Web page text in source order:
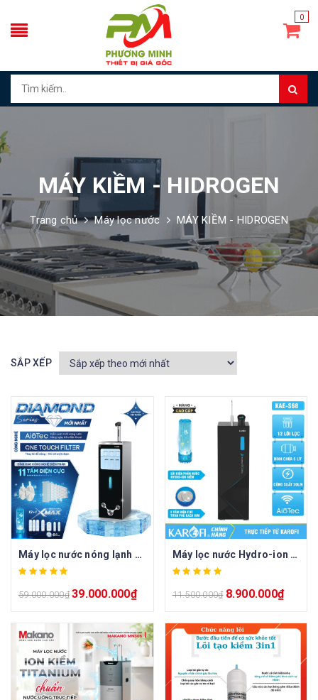
0
MÁY KIỀM - HIDROGEN
Trang chủ Máy lọc nước MÁY KIỀM - HIDROGEN
SẮP XẾP
Máy lọc nước nóng lạnh Hydro-ion kiềm Karofi DIAMOND SA66
59.000.000₫ 39.000.000₫
Máy lọc nước Hydro-ion kiềm Karofi KAE-S68 – 12 lõi lọc
11.500.000₫ 8.900.000₫